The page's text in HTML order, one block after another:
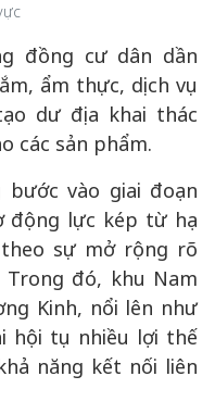
đồng cư dân dần
ẩm thực, dịch vụ
dư địa khai thác
các sản phẩm.
bước vào giai đoạn
động lực kép từ hạ
sự mở rộng rõ
đó, khu Nam
Kinh, nổi lên như
hội tụ nhiều lợi thế
năng kết nối liên